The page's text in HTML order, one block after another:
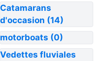
Catamarans
d'occasion (14)
motorboats (0)
Vedettes fluviales